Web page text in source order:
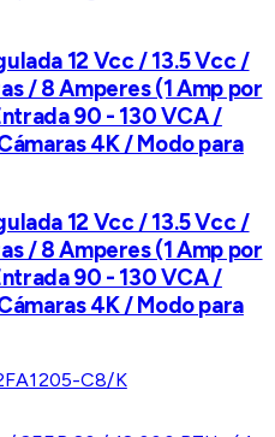
12 Vcc / 13.5 Vcc /
/ 8 Amperes (1 Amp por
90 - 130 VCA /
4K / Modo para
12 Vcc / 13.5 Vcc /
/ 8 Amperes (1 Amp por
90 - 130 VCA /
4K / Modo para
C8/K